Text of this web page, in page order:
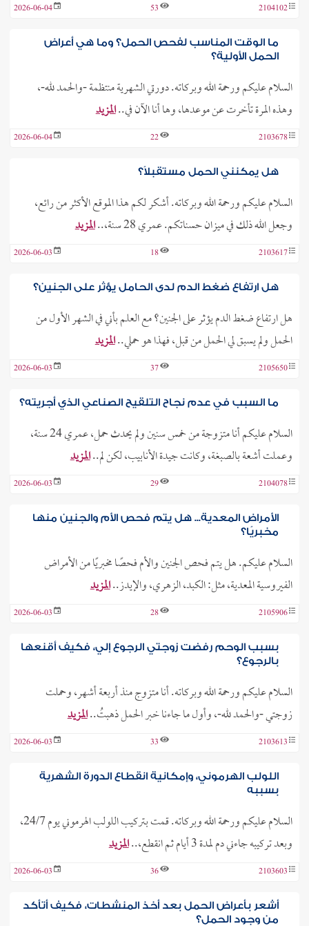
2104102
53
2026-06-04
ما الوقت المناسب لفحص الحمل؟ وما هي أعراض
الحمل الأولية؟
السلام عليكم ورحمة الله وبركاته. دورتي الشهرية منتظمة -والحمد لله-،
وهذه المرة تأخرت عن موعدها، وها أنا الآن في..المزيد
2103678
22
2026-06-04
هل يمكنني الحمل مستقبلاً؟
السلام عليكم ورحمة الله وبركاته. أشكر لكم هذا الموقع الأكثر من رائع،
وجعل الله ذلك في ميزان حسناتكم. عمري 28 سنة،..
المزيد
2103617
18
2026-06-03
هل ارتفاع ضغط الدم لدى الحامل يؤثر على الجنين؟
هل ارتفاع ضغط الدم يؤثر على الجنين؟ مع العلم بأني في الشهر الأول من
الحمل ولم يسبق لي الحمل من قبل، فهذا هو حملي..المزيد
2105650
37
2026-06-03
ما السبب في عدم نجاح التلقيح الصناعي الذي أجريته؟
السلام عليكم أنا متزوجة من خمس سنين ولم يحدث حمل، عمري 24 سنة،
وعملت أشعة بالصبغة، وكانت جيدة الأنابيب، لكن لم..المزيد
2104078
29
2026-06-03
الأمراض المعدية... هل يتم فحص الأم والجنين منها
مخبريًا؟
السلام عليكم. هل يتم فحص الجنين والأم فحصًا مخبريًا من الأمراض
الفيروسية المعدية، مثل: الكبد، الزهري، والإيدز..المزيد
2105906
28
2026-06-03
بسبب الوحم رفضت زوجتي الرجوع إلي، فكيف أقنعها
بالرجوع؟
السلام عليكم ورحمة الله وبركاته. أنا متزوج منذ أربعة أشهر، وحملت
زوجتي -والحمد لله-، وأول ما جاءنا خبر الحمل ذهبتُ..المزيد
2103613
33
2026-06-03
اللولب الهرموني، وإمكانية انقطاع الدورة الشهرية
بسببه
السلام عليكم ورحمة الله وبركاته. قمت بتركيب اللولب الهرموني يوم 24/7،
وبعد تركيبه جاءني دم لمدة 3 أيام ثم انقطع،..
المزيد
2103603
36
2026-06-03
أشعر بأعراض الحمل بعد أخذ المنشطات، فكيف أتأكد
من وجود الحمل؟